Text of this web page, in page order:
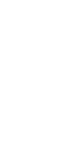
值。数值跌
逃离海域。